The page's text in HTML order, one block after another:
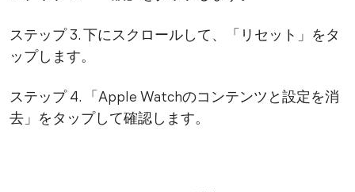
ステップ 3. 下にスクロールして、「リセット」をタ
ップします。
ステップ 4. 「Apple Watchのコンテンツと設定を消
去」をタップして確認します。